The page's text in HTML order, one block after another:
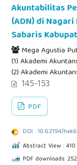
Akuntabilitas
(ADN) di
Sabaris
Mega Agustia
(1) Akademi
(2) Akademi
145-153
PDF
DOI : 10.62194/
Abstract View : 410
PDF downloads: 252